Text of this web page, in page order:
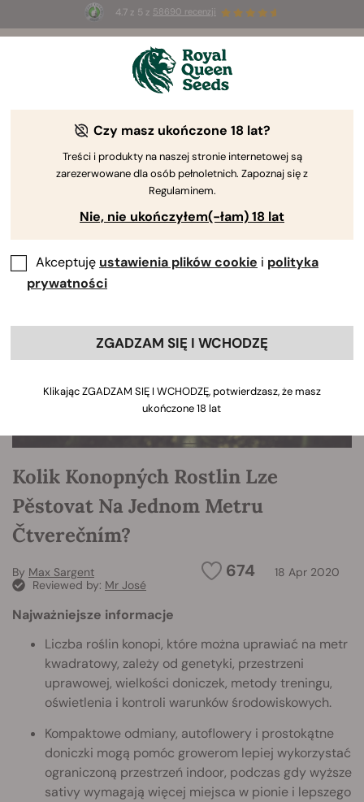
4.7 z 5 z 58690 recenzji
Summer Sales: do 50% zniżki
na wybrane produkty ⏤
Poradnik uprawy konopi według Royal Queen Seeds
Przewodnik po uprawie – wyszukiwarka treści
Kolik Konopných Rostlin Lze
Pěstovat Na Jednom Metru
Čtverečním?
674 18 Apr 2020
By Max Sargent
Reviewed by: Mr José
Najważniejsze informacje
Liczba roślin konopi, które można uprawiać na metr
kwadratowy, zależy od genetyki, przestrzeni
uprawowej, wielkości doniczek, metody treningu,
oświetlenia i kontroli warunków środowiskowych.
Kompaktowe odmiany, autoflowery i prostokątne
doniczki mogą pomóc growerom lepiej wykorzystać
ograniczoną przestrzeń indoor, podczas gdy wyższe
sativy wymagają więcej miejsca w pionie i lepszego
Czy masz ukończone 18 lat?
Treści i produkty na naszej stronie internetowej są
zarezerwowane dla osób pełnoletnich. Zapoznaj się z
Regulaminem.
Nie, nie ukończyłem(-łam) 18 lat
Akceptuję ustawienia plików cookie i polityka
prywatności
ZGADZAM SIĘ I WCHODZĘ
Klikając ZGADZAM SIĘ I WCHODZĘ, potwierdzasz, że masz
ukończone 18 lat